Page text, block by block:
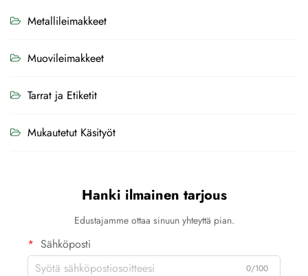
Metallileimakkeet
Muovileimakkeet
Tarrat ja Etiketit
Mukautetut Käsityöt
Hanki ilmainen tarjous
Edustajamme ottaa sinuun yhteyttä pian.
Sähköposti
0/100